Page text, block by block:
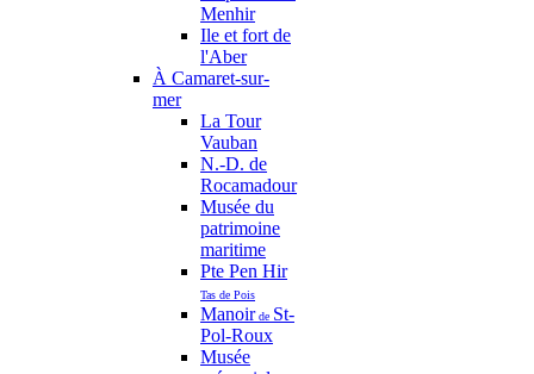
Menhir
Ile et fort de
l'Aber
À Camaret-sur-
mer
La Tour
Vauban
N.-D. de
Rocamadour
Musée du
patrimoine
maritime
Pte Pen Hir
Tas de Pois
Manoirde St-
Pol-Roux
Musée